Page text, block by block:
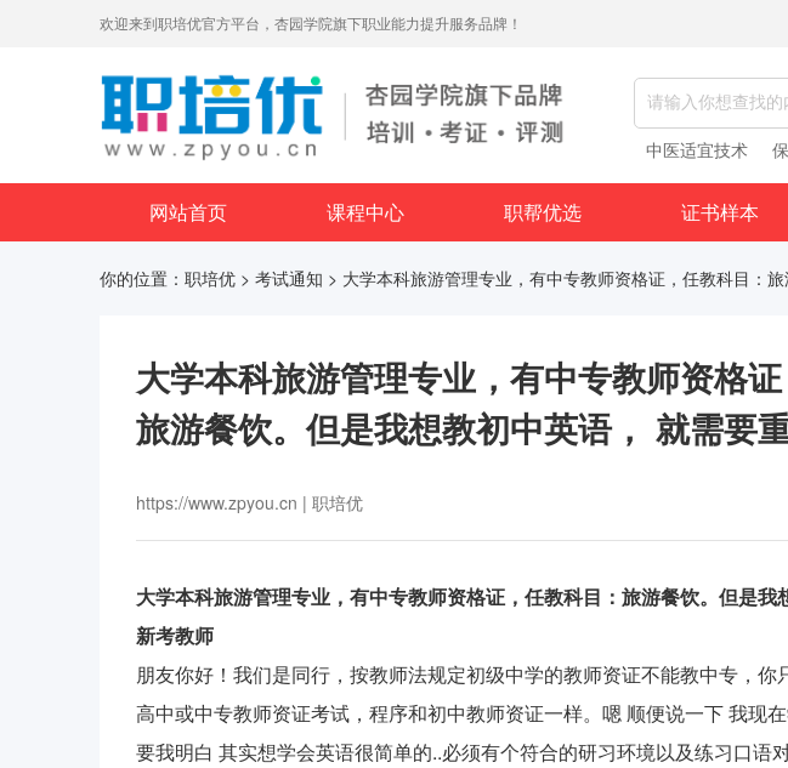
欢迎来到职培优官方平台，杏园学院旗下职业能力提升服务品牌！
中医适宜技术
网站首页 课程中心 职帮优选 证书样本
你的位置： 职培优 > 考试通知 > 大学本科旅游管理专业，有中专教师资格证，任教科目：
大学本科旅游管理专业，有中专教师资格证
旅游餐饮。但是我想教初中英语， 就需要
https://www.zpyou.cn | 职培优
大学本科旅游管理专业，有中专教师资格证，任教科目：旅游餐饮。但是我
新考教师
朋友你好！我们是同行，按教师法规定初级中学的教师资证不能教中专，你
高中或中专教师资证考试，程序和初中教师资证一样。嗯 顺便说一下 我现
要我明白 其实想学会英语很简单的..必须有个符合的研习环境以及练习口语